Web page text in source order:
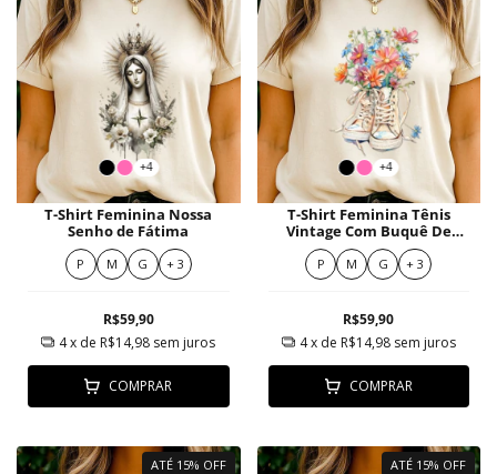
+4
T-Shirt Feminina Nossa
Senho de Fátima
P M G + 3
R$59,90
4x de R$14,98 sem juros
COMPRAR
+4
T-Shirt Feminina Tênis
Vintage Com Buquê De
Flores Coloridas Pastel
P M G + 3
R$59,90
4x de R$14,98 sem juros
COMPRAR
ATÉ 15% OFF ATÉ 15% OFF